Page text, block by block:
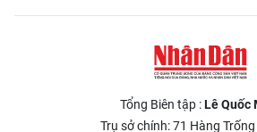
Tổng Biên tập :Lê Quốc
Trụ sở chính: 71 Hàng Trống